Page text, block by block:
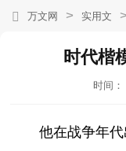
万文网 > 实用文 >
时代楷
时间：
他在战争年